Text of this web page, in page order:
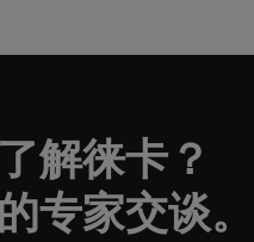
解徕卡？
专家交谈。